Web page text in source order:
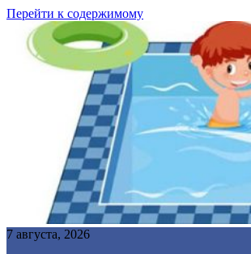
Перейти к содержимому
7 августа, 2026